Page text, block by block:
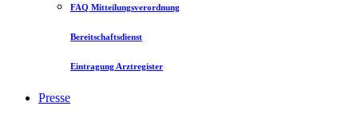
FAQ Mitteilungsverordnung
Bereitschaftsdienst
Eintragung Arztregister
Presse